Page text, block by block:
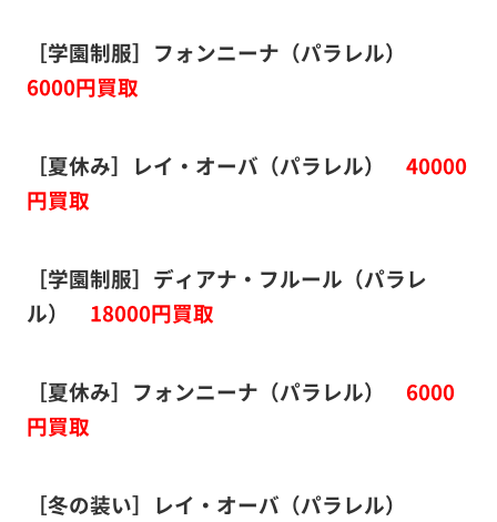
［学園制服］フォンニーナ（パラレル）
6000円買取
［夏休み］レイ・オーバ（パラレル） 40000
円買取
［学園制服］ディアナ・フルール（パラレ
ル） 18000円買取
［夏休み］フォンニーナ（パラレル） 6000
円買取
［冬の装い］レイ・オーバ（パラレル）